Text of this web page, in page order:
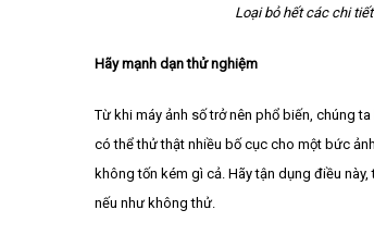
Loại bỏ hết các chi
Hãy mạnh dạn thử nghiệm
Từ khi máy ảnh số trở nên phổ biến, chúng
có thể thử thật nhiều bố cục cho một bức
không tốn kém gì cả. Hãy tận dụng điều
nếu như không thử.